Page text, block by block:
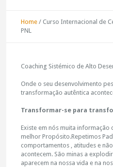
Home / Curso Internacional de
PNL
Coaching Sistémico de Alto
Onde o seu desenvolvimento
transformação autêntica
Transformar-se para
Existe em nós muita informação
melhor Propósito.Repetimos
comportamentos , atitudes e
acontecem. São minas a
aparecem na nossa vida e na